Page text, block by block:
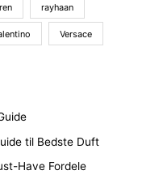
rayhaan
Versace
til Bedste Duft
Have Fordele